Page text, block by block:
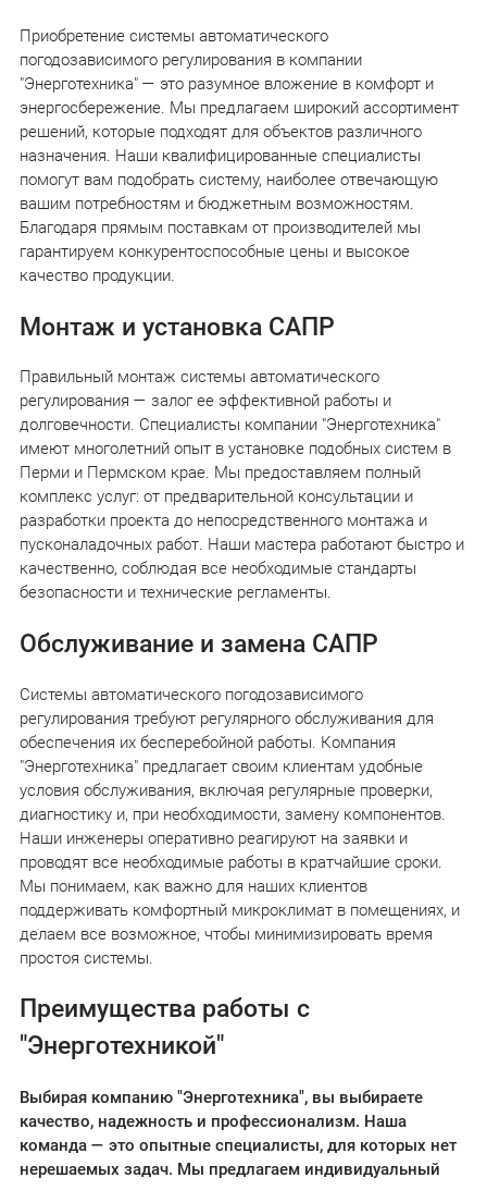
Приобретение системы автоматического
погодозависимого регулирования в компании
"Энерготехника" — это разумное вложение в комфорт и
энергосбережение. Мы предлагаем широкий ассортимент
решений, которые подходят для объектов различного
назначения. Наши квалифицированные специалисты
помогут вам подобрать систему, наиболее отвечающую
вашим потребностям и бюджетным возможностям.
Благодаря прямым поставкам от производителей мы
гарантируем конкурентоспособные цены и высокое
качество продукции.
Монтаж и установка САПР
Правильный монтаж системы автоматического
регулирования — залог ее эффективной работы и
долговечности. Специалисты компании "Энерготехника"
имеют многолетний опыт в установке подобных систем в
Перми и Пермском крае. Мы предоставляем полный
комплекс услуг: от предварительной консультации и
разработки проекта до непосредственного монтажа и
пусконаладочных работ. Наши мастера работают быстро и
качественно, соблюдая все необходимые стандарты
безопасности и технические регламенты.
Обслуживание и замена САПР
Системы автоматического погодозависимого
регулирования требуют регулярного обслуживания для
обеспечения их бесперебойной работы. Компания
"Энерготехника" предлагает своим клиентам удобные
условия обслуживания, включая регулярные проверки,
диагностику и, при необходимости, замену компонентов.
Наши инженеры оперативно реагируют на заявки и
проводят все необходимые работы в кратчайшие сроки.
Мы понимаем, как важно для наших клиентов
поддерживать комфортный микроклимат в помещениях, и
делаем все возможное, чтобы минимизировать время
простоя системы.
Преимущества работы с
"Энерготехникой"
Выбирая компанию "Энерготехника", вы выбираете
качество, надежность и профессионализм. Наша
команда — это опытные специалисты, для которых нет
нерешаемых задач. Мы предлагаем индивидуальный